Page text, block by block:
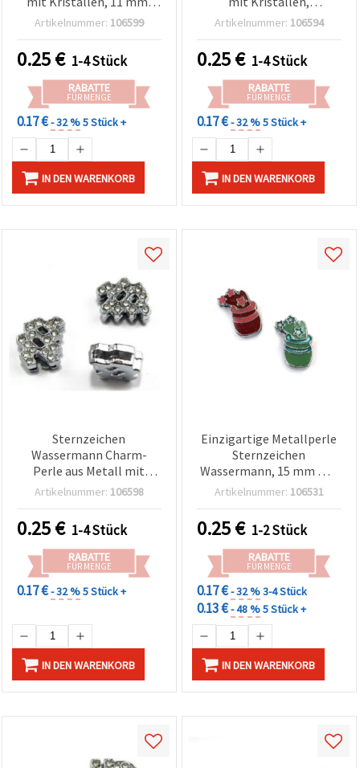
Loch 8 mm – DIY
Bastelzubehör
Artikelnummer: 106599
0.25€ 1-4 Stück
RABATTE
FÜR MENGE
0.17 €- 32 %5 Stück +
IN DEN WARENKORB
silberfarben, 11 mm, Loch
Schmuckherstellung und
Bastelprojekte
Artikelnummer: 106594
0.25€ 1-4 Stück
RABATTE
FÜR MENGE
0.17 €- 32 %5 Stück +
IN DEN WARENKORB
Sternzeichen
Wassermann Charm-
Perle aus Metall mit
Kristallen, silberfarben,
Artikelnummer: 106598
0.25€ 1-4 Stück
RABATTE
FÜR MENGE
0.17 €- 32 %5 Stück +
IN DEN WARENKORB
Einzigartige Metallperle
Sternzeichen
Wassermann, 15 mm mit
8 mm Loch – perfekt für
Schmuck, DIY & Basteln
Artikelnummer: 106531
0.25€ 1-2 Stück
RABATTE
FÜR MENGE
0.17 €- 32 %3-4 Stück
0.13 €- 48 %5 Stück +
IN DEN WARENKORB